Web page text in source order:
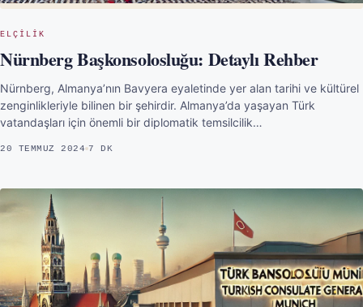
ELÇILIK
Nürnberg Başkonsolosluğu: Detaylı Rehber
Nürnberg, Almanya’nın Bavyera eyaletinde yer alan tarihi ve kültürel
zenginlikleriyle bilinen bir şehirdir. Almanya’da yaşayan Türk
vatandaşları için önemli bir diplomatik temsilcilik…
20 TEMMUZ 2024 7 DK